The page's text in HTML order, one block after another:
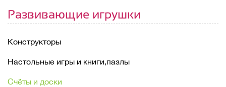
Развивающие игрушки
Конструкторы
Настольные игры и книги,пазлы
Счёты и доски